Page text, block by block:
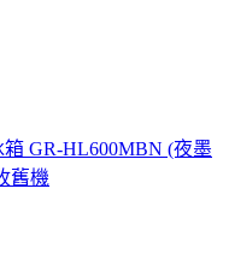
GR-HL600MBN (夜墨
舊機